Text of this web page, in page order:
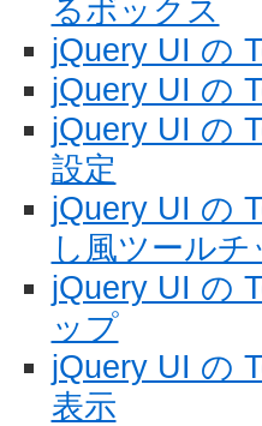
るボックス
jQuery UI の
jQuery UI の
jQuery UI の
設定
jQuery UI の
し風ツール
jQuery UI の
ップ
jQuery UI の
表示